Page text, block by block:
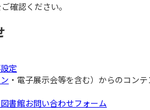
確認ください。
定
・電子展示会等を含む）からのコン
書館お問い合わせフォーム